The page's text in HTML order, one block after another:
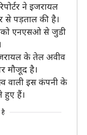
ने इजरायल
से पड़ताल की है।
एनएसओ से जुडी
के तेल अवीव
मौजूद है।
वाली इस कंपनी के
हुए हैं।
है